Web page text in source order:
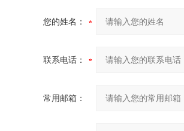
您的姓名：
联系电话：
常用邮箱：